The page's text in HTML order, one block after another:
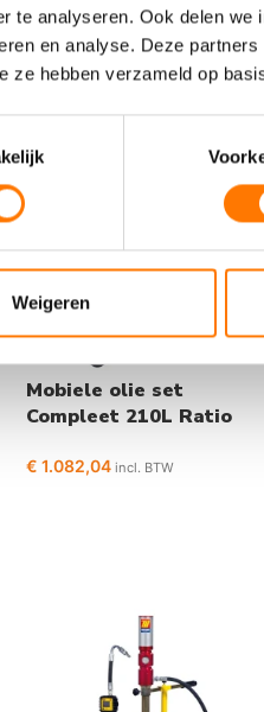
te analyseren. Ook delen
en analyse. Deze
ze hebben verzameld op
Weigeren
Mobiele olie set
Compleet 210L Ratio
€ 1.082,04 incl. BTW